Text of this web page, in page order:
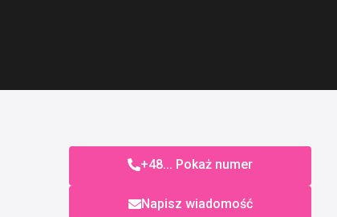
+48... Pokaż numer
Napisz wiadomość